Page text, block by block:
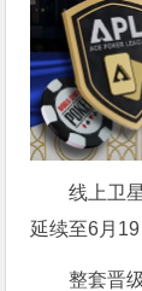
线上卫
延续至6月19
整套晋